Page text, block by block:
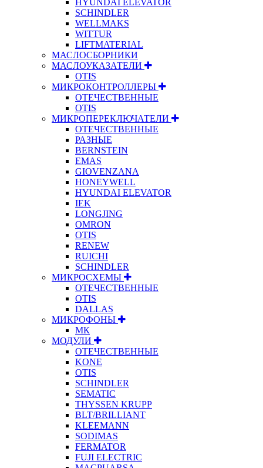
SCHINDLER
WELLMAKS
WITTUR
LIFTMATERIAL
МАСЛОСБОРНИКИ
МАСЛОУКАЗАТЕЛИ
OTIS
МИКРОКОНТРОЛЛЕРЫ
ОТЕЧЕСТВЕННЫЕ
OTIS
МИКРОПЕРЕКЛЮЧАТЕЛИ
ОТЕЧЕСТВЕННЫЕ
РАЗНЫЕ
BERNSTEIN
EMAS
GIOVENZANA
HONEYWELL
HYUNDAI ELEVATOR
IEK
LONGJING
OMRON
OTIS
RENEW
RUICHI
SCHINDLER
МИКРОСХЕМЫ
ОТЕЧЕСТВЕННЫЕ
OTIS
DALLAS
МИКРОФОНЫ
МК
МОДУЛИ
ОТЕЧЕСТВЕННЫЕ
KONE
OTIS
SCHINDLER
SEMATIC
THYSSEN KRUPP
BLT/BRILLIANT
KLEEMANN
SODIMAS
FERMATOR
FUJI ELECTRIC